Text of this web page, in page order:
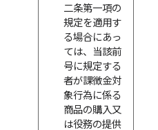
二条第一項の
規定を適用す
る場合にあっ
ては、当該前
号に規定する
者が課徴金対
象行為に係る
商品の購入又
は役務の提供